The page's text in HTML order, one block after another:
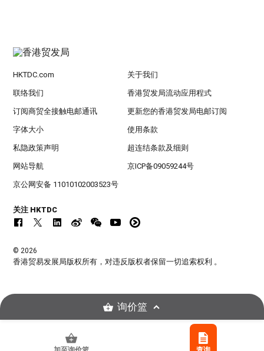
HKTDC.com 关于我们
联络我们 香港贸发局流动应用程式
订阅商贸全接触电邮通讯 更新您的香港贸发局电邮订阅
字体大小 使用条款
私隐政策声明 超连结条款及细则
网站导航 京ICP备09059244号
京公网安备 11010102003523号
关注 HKTDC
© 2026
香港贸易发展局版权所有，对违反版权者保留一切追索权利 。
询价篮